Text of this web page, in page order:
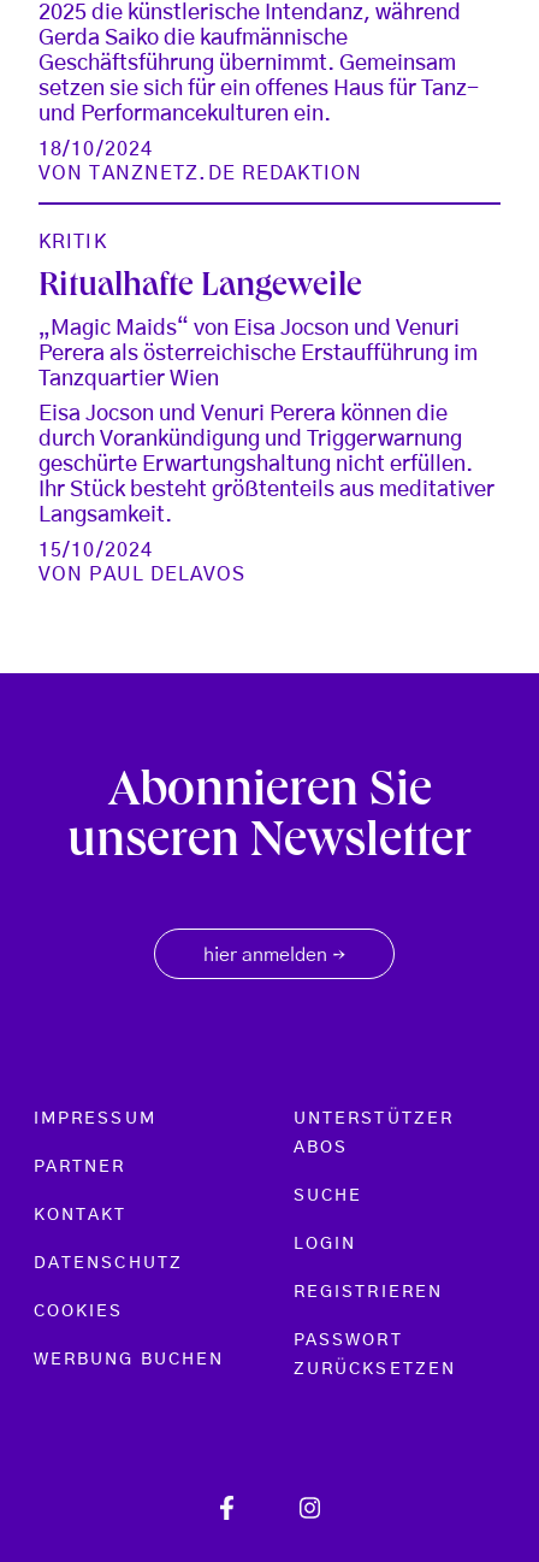
2025 die künstlerische Intendanz, während
Gerda Saiko die kaufmännische
Geschäftsführung übernimmt. Gemeinsam
setzen sie sich für ein offenes Haus für Tanz-
und Performancekulturen ein.
18/10/2024
VON
TANZNETZ.DE REDAKTION
KRITIK
Ritualhafte Langeweile
„Magic Maids“ von Eisa Jocson und Venuri
Perera als österreichische Erstaufführung im
Tanzquartier Wien
Eisa Jocson und Venuri Perera können die
durch Vorankündigung und Triggerwarnung
geschürte Erwartungshaltung nicht erfüllen.
Ihr Stück besteht größtenteils aus meditativer
Langsamkeit.
15/10/2024
VON
PAUL DELAVOS
Abonnieren Sie
unseren Newsletter
hier anmelden →
Footer menu
IMPRESSUM
PARTNER
KONTAKT
DATENSCHUTZ
COOKIES
WERBUNG BUCHEN
UNTERSTÜTZER
ABOS
SUCHE
LOGIN
REGISTRIEREN
PASSWORT
ZURÜCKSETZEN